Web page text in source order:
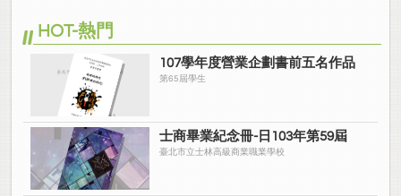
HOT-熱門
107學年度營業企劃書前五名作品
第65屆學生
士商畢業紀念冊-日103年第59屆
臺北市立士林高級商業職業學校